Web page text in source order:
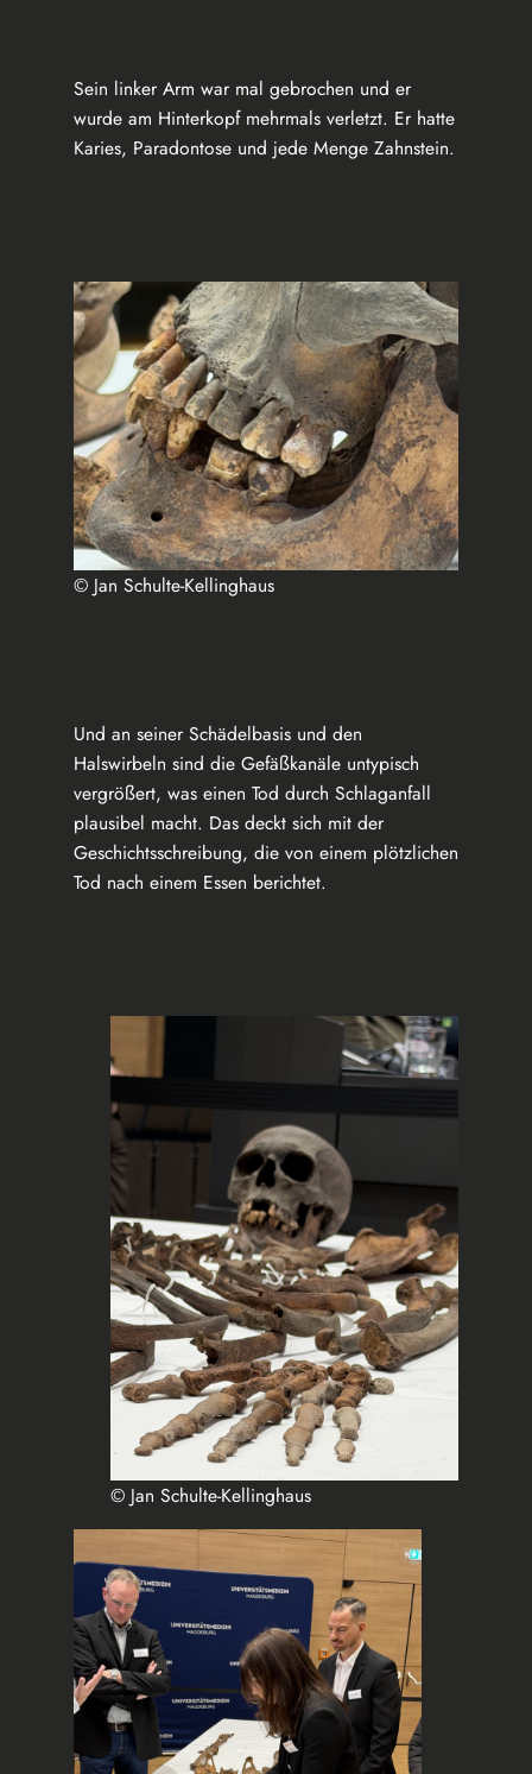
Sein linker Arm war mal gebrochen und er
wurde am Hinterkopf mehrmals verletzt. Er hatte
Karies, Paradontose und jede Menge Zahnstein.
© Jan Schulte-Kellinghaus
Und an seiner Schädelbasis und den
Halswirbeln sind die Gefäßkanäle untypisch
vergrößert, was einen Tod durch Schlaganfall
plausibel macht. Das deckt sich mit der
Geschichtsschreibung, die von einem plötzlichen
Tod nach einem Essen berichtet.
© Jan Schulte-Kellinghaus